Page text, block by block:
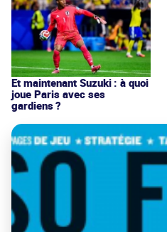
Et maintenant Suzuki : à quoi
joue Paris avec ses
gardiens ?